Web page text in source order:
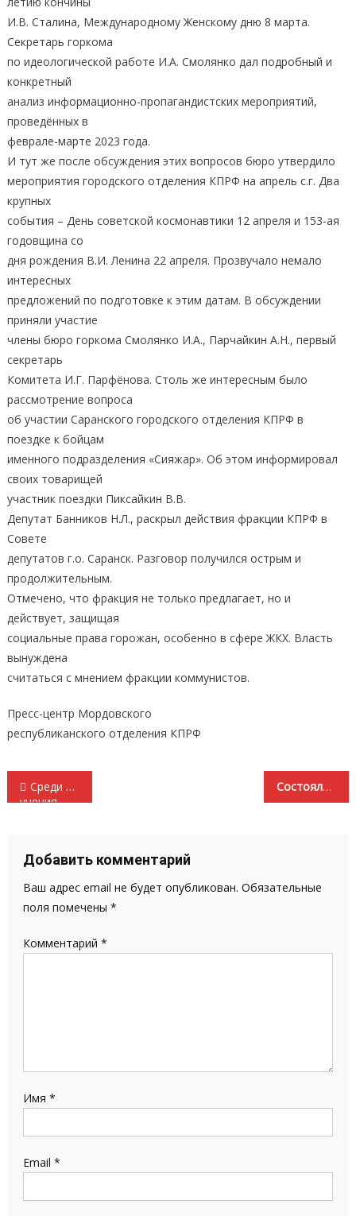
И.В. Сталина, Международному Женскому дню 8 марта.
Секретарь горкома
по идеологической работе И.А. Смолянко дал подробный и
конкретный
анализ информационно-пропагандистских мероприятий,
проведённых в
феврале-марте 2023 года.
И тут же после обсуждения этих вопросов бюро утвердило
мероприятия городского отделения КПРФ на апрель с.г. Два
крупных
события – День советской космонавтики 12 апреля и 153-ая
годовщина со
дня рождения В.И. Ленина 22 апреля. Прозвучало немало
интересных
предложений по подготовке к этим датам. В обсуждении
приняли участие
члены бюро горкома Смолянко И.А., Парчайкин А.Н., первый
секретарь
Комитета И.Г. Парфёнова. Столь же интересным было
рассмотрение вопроса
об участии Саранского городского отделения КПРФ в
поездке к бойцам
именного подразделения «Сияжар». Об этом информировал
своих товарищей
участник поездки Пиксайкин В.В.
Депутат Банников Н.Л., раскрыл действия фракции КПРФ в
Совете
депутатов г.о. Саранск. Разговор получился острым и
продолжительным.
Отмечено, что фракция не только предлагает, но и
действует, защищая
социальные права горожан, особенно в сфере ЖКХ. Власть
вынуждена
считаться с мнением фракции коммунистов.
Пресс-центр Мордовского
республиканского отделения КПРФ
Навигация
записям
Среди молодёжи растут сторонники марксистско-ленинского
учения
Состоялось Всероссийское совещание партийного актива КПРФ
Добавить комментарий
Ваш адрес email не будет опубликован. Обязательные
поля помечены *
Комментарий *
Имя *
Email *